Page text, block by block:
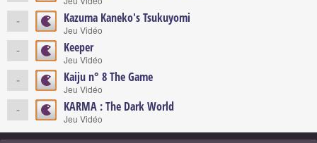
-
Kazuma Kaneko's Tsukuyomi
Jeu Vidéo
-
Keeper
Jeu Vidéo
-
Kaiju n° 8 The Game
Jeu Vidéo
-
KARMA : The Dark World
Jeu Vidéo